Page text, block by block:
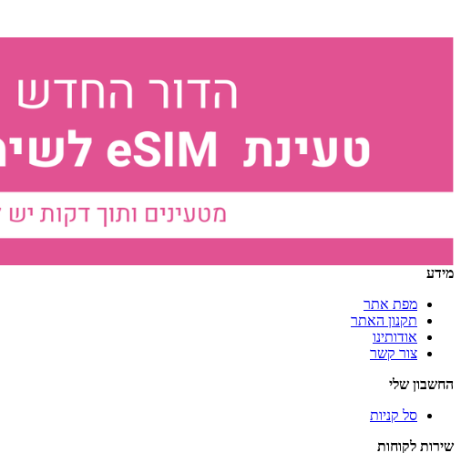
מידע
מפת אתר
תקנון האתר
אודותינו
צור קשר
החשבון שלי
סל קניות
שירות לקוחות